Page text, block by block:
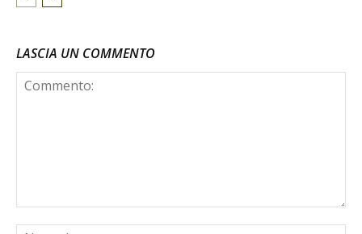
LASCIA UN COMMENTO